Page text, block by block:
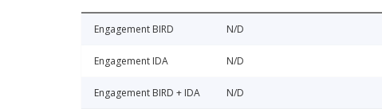
Engagement BIRD N/D
Engagement IDA N/D
Engagement BIRD + IDA N/D